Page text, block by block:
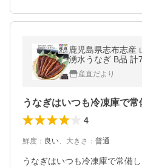
鹿児島県志布志産
湧水うなぎ B品 計
送料無料 鰻師 加
産直だより
4
鮮度 ： 良い、 大きさ ： 普通
うなぎはいつも冷凍庫で常備